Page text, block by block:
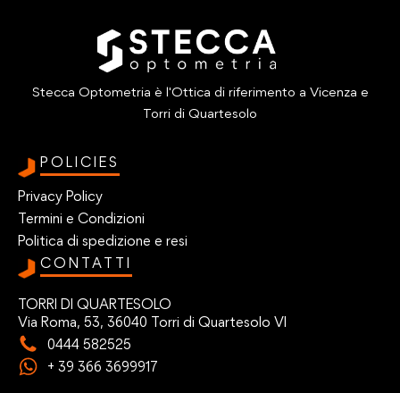
Stecca Optometria è l'Ottica di riferimento a Vicenza e
Torri di Quartesolo
POLICIES
Privacy Policy
Termini e Condizioni
Politica di spedizione e resi
CONTATTI
TORRI DI QUARTESOLO
Via Roma, 53, 36040 Torri di Quartesolo VI
0444 582525
+ 39 366 3699917